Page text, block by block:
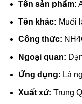
Tên sản phẩm:
Tên khác: Muối
Công thức:
Ngoại quan:
Ứng dụng: Là
Xuất xứ: Trung